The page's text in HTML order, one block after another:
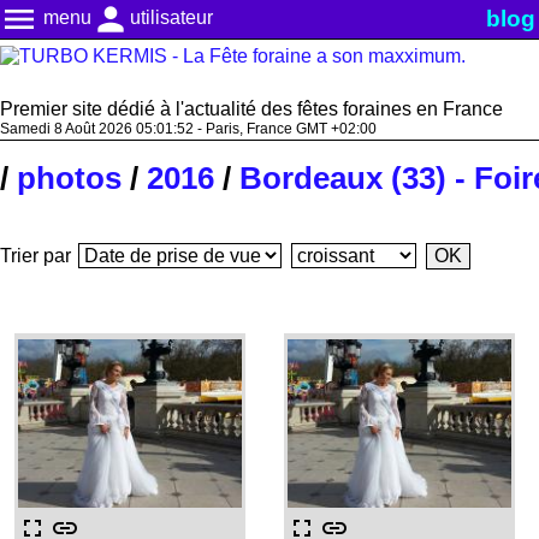
menu menu person utilisateur blog
Premier site dédié à l'actualité des fêtes foraines en France
Samedi 8 Août 2026 05:01:53 - Paris, France GMT +02:00
/ photos / 2016 / Bordeaux (33) -
Trier par
fullscreen link fullscreen link